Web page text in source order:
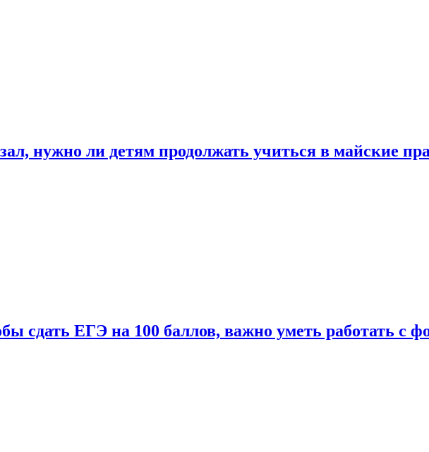
нужно ли детям продолжать учиться в майские
сдать ЕГЭ на 100 баллов, важно уметь работать с